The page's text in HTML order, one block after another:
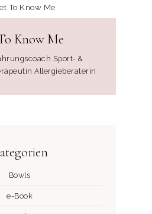
Know Me
Sport- &
Allergieberaterin
Bowls
e-Book